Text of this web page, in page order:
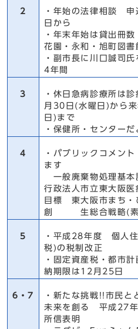
2
・年始の法律相談
日から
・年末年始は貸出冊
花園・永和・旭町図書
・副市長に川口誠司
4年間
3
・休日急病診療所は
月30日(水曜日)から
日)まで
・保健所・センターだ
4
・パブリックコメン
ます
一般廃棄物処理基
行政法人市立東大阪医
目標 東大阪市まち・
創 生総合戦略(素
5
・平成28年度 個人
税)の税制改正
・固定資産税・都市
納期限は12月25日
6・7
・新たな挑戦!!市民と
未来を創る 平成27
所信表明